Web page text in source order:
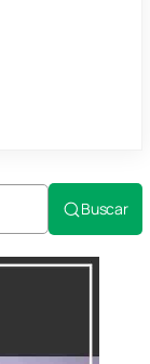
Buscar